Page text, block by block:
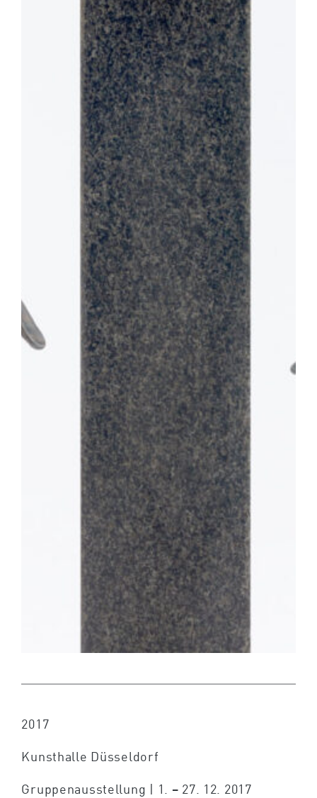
2017
Kunsthalle Düsseldorf
Gruppenausstellung | 1. – 27. 12. 2017